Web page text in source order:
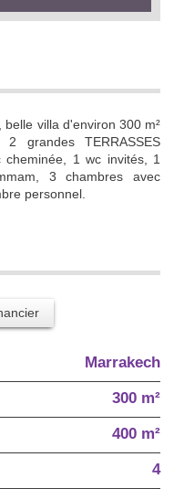
villa d'environ 300 m²
grandes TERRASSES
1 wc invités, 1
3 chambres avec
personnel.
Marrakech
300 m²
400 m²
4